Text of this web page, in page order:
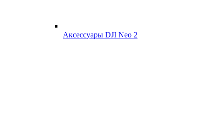
Аксессуары DJI Neo 2